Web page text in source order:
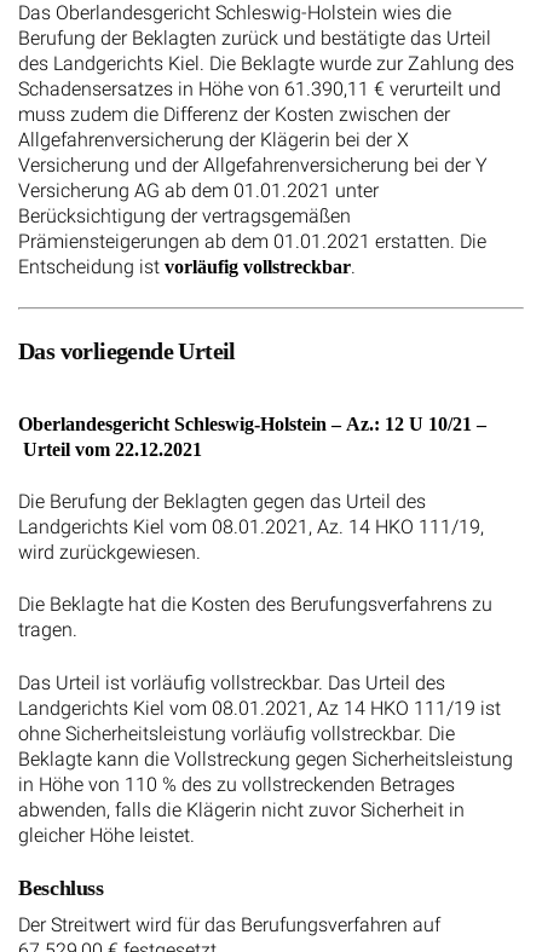
Das Oberlandesgericht Schleswig-Holstein wies die
Berufung der Beklagten zurück und bestätigte das Urteil
des Landgerichts Kiel. Die Beklagte wurde zur Zahlung des
Schadensersatzes in Höhe von 61.390,11 € verurteilt und
muss zudem die Differenz der Kosten zwischen der
Allgefahrenversicherung der Klägerin bei der X
Versicherung und der Allgefahrenversicherung bei der Y
Versicherung AG ab dem 01.01.2021 unter
Berücksichtigung der vertragsgemäßen
Prämiensteigerungen ab dem 01.01.2021 erstatten. Die
Entscheidung ist vorläufig vollstreckbar.
Das vorliegende Urteil
Oberlandesgericht Schleswig-Holstein – Az.: 12 U 10/21 –
Urteil vom 22.12.2021
Die Berufung der Beklagten gegen das Urteil des
Landgerichts Kiel vom 08.01.2021, Az. 14 HKO 111/19,
wird zurückgewiesen.
Die Beklagte hat die Kosten des Berufungsverfahrens zu
tragen.
Das Urteil ist vorläufig vollstreckbar. Das Urteil des
Landgerichts Kiel vom 08.01.2021, Az 14 HKO 111/19 ist
ohne Sicherheitsleistung vorläufig vollstreckbar. Die
Beklagte kann die Vollstreckung gegen Sicherheitsleistung
in Höhe von 110 % des zu vollstreckenden Betrages
abwenden, falls die Klägerin nicht zuvor Sicherheit in
gleicher Höhe leistet.
Beschluss
Der Streitwert wird für das Berufungsverfahren auf